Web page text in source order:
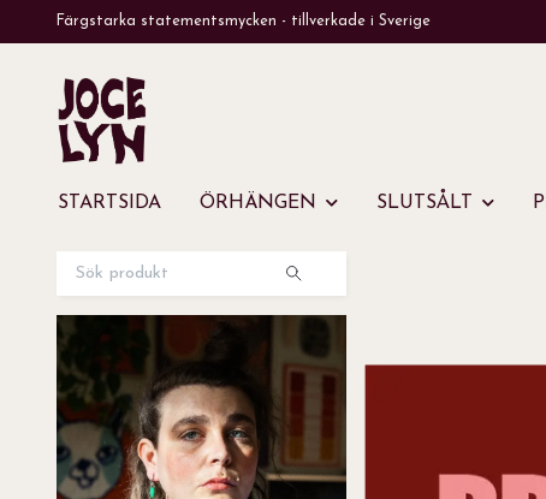
Färgstarka statementsmycken - tillverkade i Sverige
STARTSIDA ÖRHÄNGEN SLUTSÅLT